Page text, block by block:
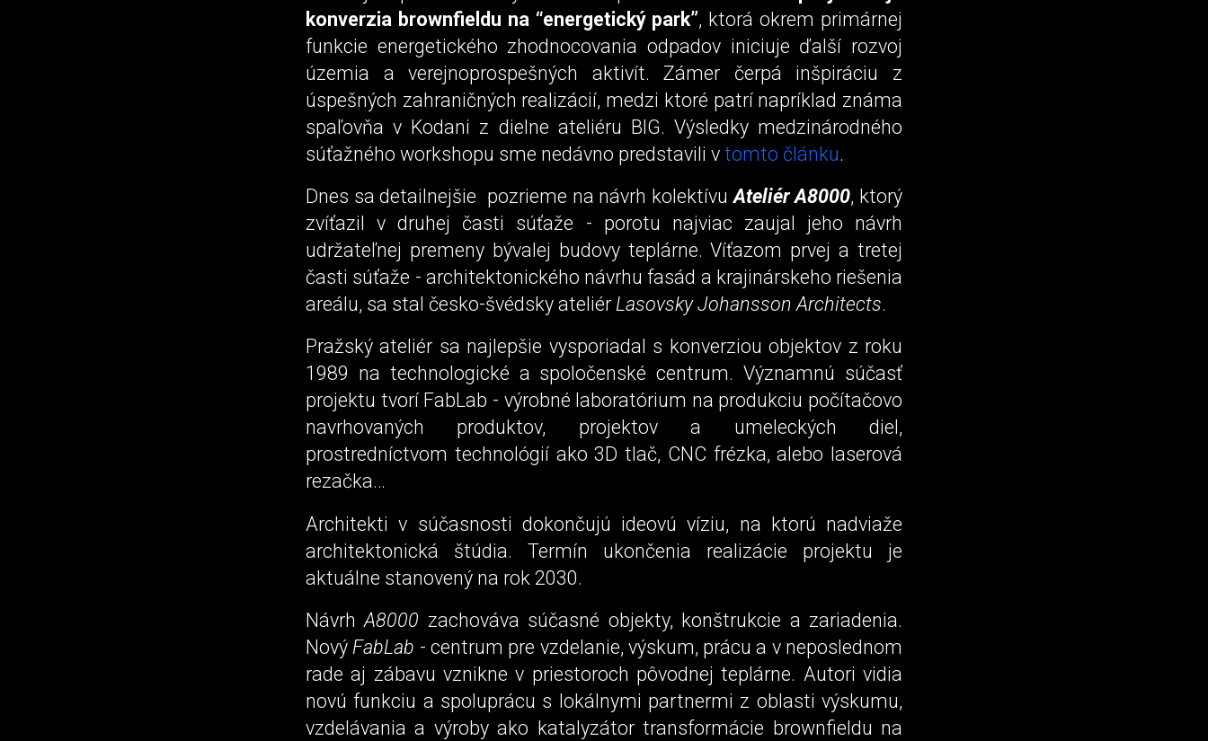
konverzia brownfieldu na “energetický park”, ktorá okrem primárnej
funkcie energetického zhodnocovania odpadov iniciuje ďalší rozvoj
územia a verejnoprospešných aktivít. Zámer čerpá inšpiráciu z
úspešných zahraničných realizácií, medzi ktoré patrí napríklad známa
spaľovňa v Kodani z dielne ateliéru BIG. Výsledky medzinárodného
súťažného workshopu sme nedávno predstavili v tomto článku.
Dnes sa detailnejšie pozrieme na návrh kolektívuAteliér A8000, ktorý
zvíťazil v druhej časti súťaže - porotu najviac zaujal jeho návrh
udržateľnej premeny bývalej budovy teplárne. Víťazom prvej a tretej
časti súťaže - architektonického návrhu fasád a krajinárskeho riešenia
areálu, sa stal česko-švédsky ateliér Lasovsky Johansson Architects.
Pražský ateliér sa najlepšie vysporiadal s konverziou objektov z roku
1989 na technologické a spoločenské centrum. Významnú súčasť
projektu tvorí FabLab - výrobné laboratórium na produkciu počítačovo
navrhovaných produktov, projektov a umeleckých diel,
prostredníctvom technológií ako 3D tlač, CNC frézka, alebo laserová
rezačka…
Architekti v súčasnosti dokončujú ideovú víziu, na ktorú nadviaže
architektonická štúdia. Termín ukončenia realizácie projektu je
aktuálne stanovený na rok 2030.
NávrhA8000 zachováva súčasné objekty, konštrukcie a zariadenia.
NovýFabLab - centrum pre vzdelanie, výskum, prácu a v neposlednom
rade aj zábavu vznikne v priestoroch pôvodnej teplárne. Autori vidia
novú funkciu a spoluprácu s lokálnymi partnermi z oblasti výskumu,
vzdelávania a výroby ako katalyzátor transformácie brownfieldu na